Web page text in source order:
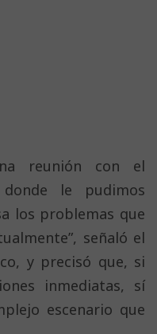
reunión con el
le pudimos
los problemas que
señaló el
y precisó que, si
inmediatas, sí
escenario que